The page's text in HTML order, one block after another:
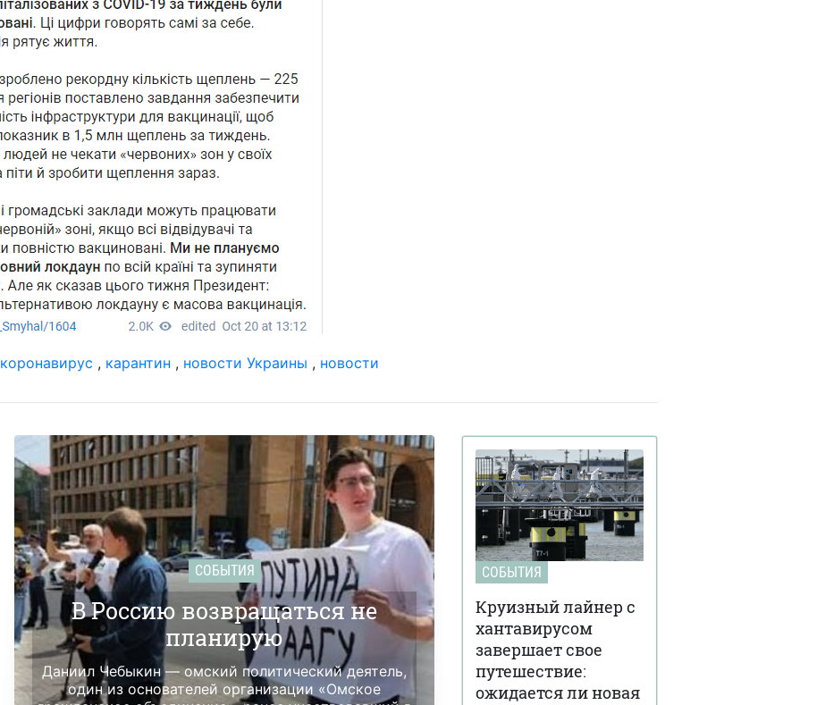
коронавирус , карантин , новости Украины , новости
СОБЫТИЯ
В Россию возвращаться не
планирую
Даниил Чебыкин — омский политический деятель,
один из основателей организации «Омское
СОБЫТИЯ
Круизный лайнер с
хантавирусом
завершает свое
путешествие:
ожидается ли новая